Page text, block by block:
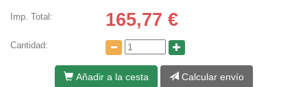
Imp. Total: 165,77 €
Cantidad:
Añadir a la cesta Calcular envío